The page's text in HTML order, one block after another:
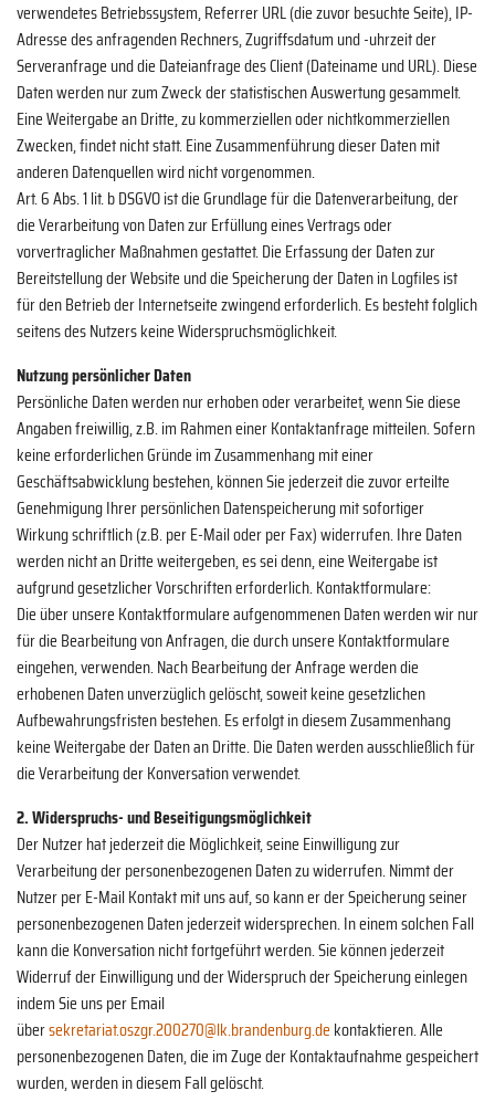
verwendetes Betriebssystem, Referrer URL (die zuvor besuchte Seite), IP-
Adresse des anfragenden Rechners, Zugriffsdatum und -uhrzeit der
Serveranfrage und die Dateianfrage des Client (Dateiname und URL). Diese
Daten werden nur zum Zweck der statistischen Auswertung gesammelt.
Eine Weitergabe an Dritte, zu kommerziellen oder nichtkommerziellen
Zwecken, findet nicht statt. Eine Zusammenführung dieser Daten mit
anderen Datenquellen wird nicht vorgenommen.
Art. 6 Abs. 1 lit. b DSGVO ist die Grundlage für die Datenverarbeitung, der
die Verarbeitung von Daten zur Erfüllung eines Vertrags oder
vorvertraglicher Maßnahmen gestattet. Die Erfassung der Daten zur
Bereitstellung der Website und die Speicherung der Daten in Logfiles ist
für den Betrieb der Internetseite zwingend erforderlich. Es besteht folglich
seitens des Nutzers keine Widerspruchsmöglichkeit.
Nutzung persönlicher Daten
Persönliche Daten werden nur erhoben oder verarbeitet, wenn Sie diese
Angaben freiwillig, z.B. im Rahmen einer Kontaktanfrage mitteilen. Sofern
keine erforderlichen Gründe im Zusammenhang mit einer
Geschäftsabwicklung bestehen, können Sie jederzeit die zuvor erteilte
Genehmigung Ihrer persönlichen Datenspeicherung mit sofortiger
Wirkung schriftlich (z.B. per E-Mail oder per Fax) widerrufen. Ihre Daten
werden nicht an Dritte weitergeben, es sei denn, eine Weitergabe ist
aufgrund gesetzlicher Vorschriften erforderlich. Kontaktformulare:
Die über unsere Kontaktformulare aufgenommenen Daten werden wir nur
für die Bearbeitung von Anfragen, die durch unsere Kontaktformulare
eingehen, verwenden. Nach Bearbeitung der Anfrage werden die
erhobenen Daten unverzüglich gelöscht, soweit keine gesetzlichen
Aufbewahrungsfristen bestehen. Es erfolgt in diesem Zusammenhang
keine Weitergabe der Daten an Dritte. Die Daten werden ausschließlich für
die Verarbeitung der Konversation verwendet.
2. Widerspruchs- und Beseitigungsmöglichkeit
Der Nutzer hat jederzeit die Möglichkeit, seine Einwilligung zur
Verarbeitung der personenbezogenen Daten zu widerrufen. Nimmt der
Nutzer per E-Mail Kontakt mit uns auf, so kann er der Speicherung seiner
personenbezogenen Daten jederzeit widersprechen. In einem solchen Fall
kann die Konversation nicht fortgeführt werden. Sie können jederzeit
Widerruf der Einwilligung und der Widerspruch der Speicherung einlegen
indem Sie uns per Email
übersekretariat.oszgr.200270@lk.brandenburg.de kontaktieren. Alle
personenbezogenen Daten, die im Zuge der Kontaktaufnahme gespeichert
wurden, werden in diesem Fall gelöscht.